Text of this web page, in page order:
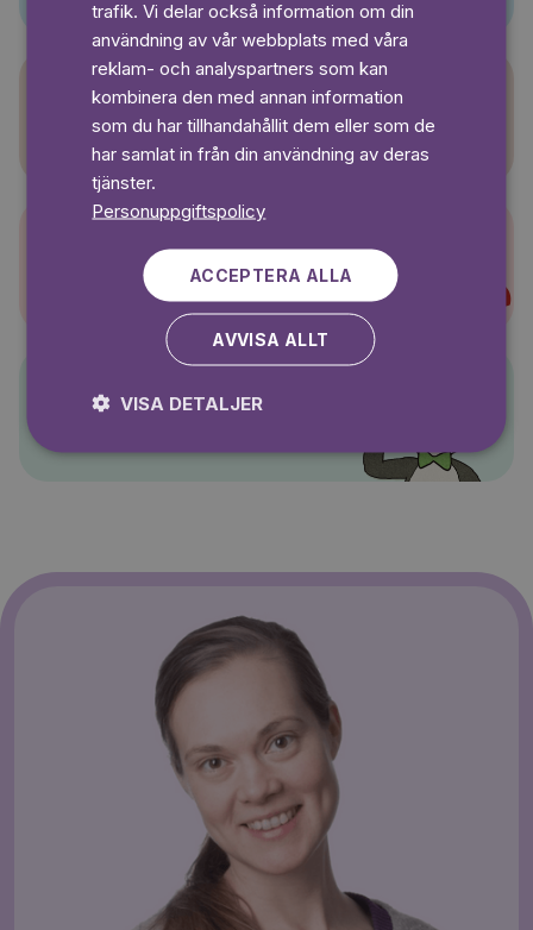
Sagasagor
Super-Charlie
Pelle Svanslös
trafik. Vi delar också information om din
användning av vår webbplats med våra
reklam- och analyspartners som kan
kombinera den med annan information
som du har tillhandahållit dem eller som de
har samlat in från din användning av deras
tjänster.
Personuppgiftspolicy
ACCEPTERA ALLA
AVVISA ALLT
VISA DETALJER